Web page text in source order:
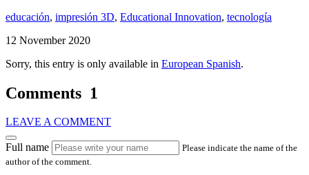
educación, impresión 3D, Educational Innovation, tecnología
12 November 2020
Sorry, this entry is only available in European Spanish.
Comments 1
LEAVE A COMMENT
Full name
Please indicate the name of the
author of the comment.